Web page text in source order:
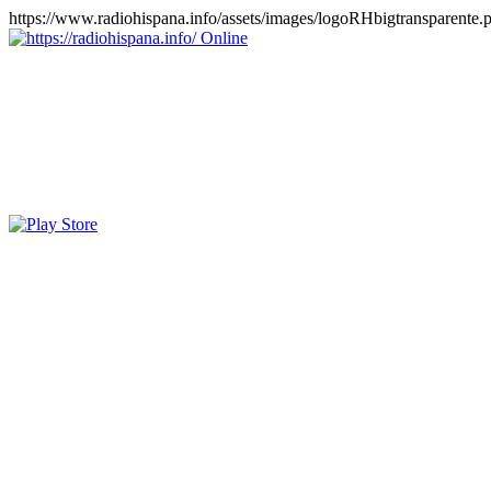
https://www.radiohispana.info/assets/images/
Online